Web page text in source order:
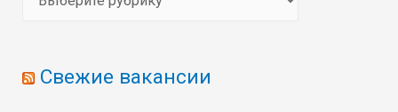
е
Свежие вакансии